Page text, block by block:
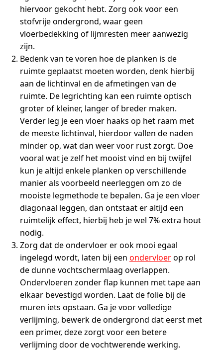
hiervoor gekocht hebt. Zorg ook voor een
stofvrije ondergrond, waar geen
vloerbedekking of lijmresten meer aanwezig
zijn.
Bedenk van te voren hoe de planken is de
ruimte geplaatst moeten worden, denk hierbij
aan de lichtinval en de afmetingen van de
ruimte. De legrichting kan een ruimte optisch
groter of kleiner, langer of breder maken.
Verder leg je een vloer haaks op het raam met
de meeste lichtinval, hierdoor vallen de naden
minder op, wat dan weer voor rust zorgt. Doe
vooral wat je zelf het mooist vind en bij twijfel
kun je altijd enkele planken op verschillende
manier als voorbeeld neerleggen om zo de
mooiste legmethode te bepalen. Ga je een vloer
diagonaal leggen, dan ontstaat er altijd een
ruimtelijk effect, hierbij heb je wel 7% extra hout
nodig.
Zorg dat de ondervloer er ook mooi egaal
ingelegd wordt, laten bij een ondervloerop rol
de dunne vochtschermlaag overlappen.
Ondervloeren zonder flap kunnen met tape aan
elkaar bevestigd worden. Laat de folie bij de
muren iets opstaan. Ga je voor volledige
verlijming, bewerk de ondergrond dat eerst met
een primer, deze zorgt voor een betere
verlijming door de vochtwerende werking.